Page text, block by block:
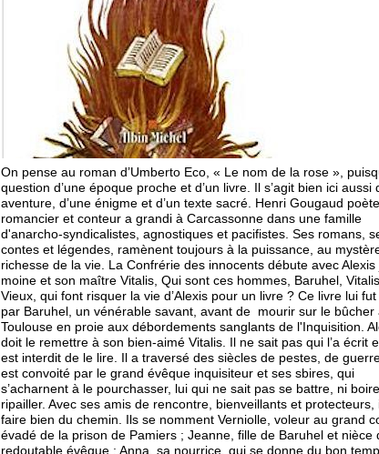
On pense au roman d’Umberto Eco, « Le nom de la rose »,
question d’une époque proche et d’un livre. Il s’agit bien ici aussi
aventure, d’une énigme et d’un texte sacré. Henri Gougaud poète,
romancier et conteur a grandi à Carcassonne dans une famille
d'anarcho-syndicalistes, agnostiques et pacifistes. Ses romans,
contes et légendes, ramènent toujours à la puissance, au
richesse de la vie. La Confrérie des innocents débute avec Alexis
moine et son maître Vitalis, Qui sont ces hommes, Baruhel,
Vieux, qui font risquer la vie d’Alexis pour un livre ? Ce livre lui
par Baruhel, un vénérable savant, avant de mourir sur le bûcher
Toulouse en proie aux débordements sanglants de l'Inquisition.
doit le remettre à son bien-aimé Vitalis. Il ne sait pas qui l’a écrit
est interdit de le lire. Il a traversé des siècles de pestes, de
est convoité par le grand évêque inquisiteur et ses sbires, qui
s’acharnent à le pourchasser, lui qui ne sait pas se battre, ni
ripailler. Avec ses amis de rencontre, bienveillants et protecteurs,
faire bien du chemin. Ils se nomment Verniolle, voleur au grand
évadé de la prison de Pamiers ; Jeanne, fille de Baruhel et nièce
redoutable évêque ; Anna, sa nourrice, qui se donne du bon